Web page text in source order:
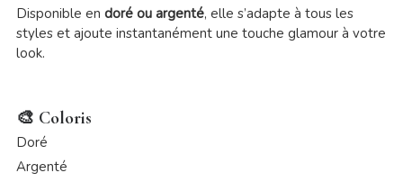
Disponible en doré ou argenté, elle s’adapte à tous les
styles et ajoute instantanément une touche glamour à votre
look.
🎨 Coloris
Doré
Argenté